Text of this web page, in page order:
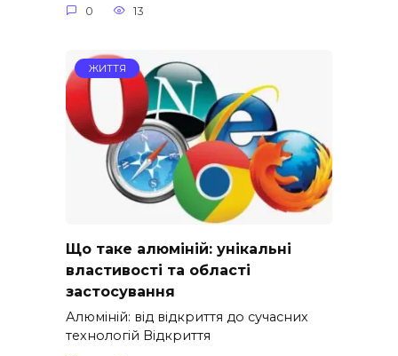
0 13
ЖИТТЯ
Що таке алюміній: унікальні
властивості та області
застосування
Алюміній: від відкриття до сучасних
технологій Відкриття